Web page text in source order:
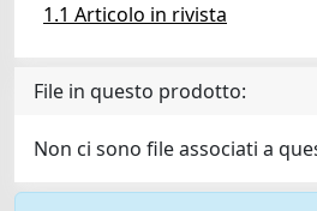
1.1 Articolo in rivista
File in questo prodotto:
Non ci sono file associati a